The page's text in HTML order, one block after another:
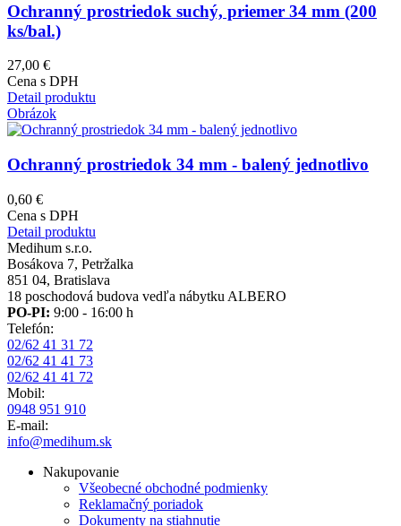
Ochranný prostriedok suchý, priemer 34 mm (200
ks/bal.)
27,00 €
Cena s DPH
Detail produktu
Obrázok
Ochranný prostriedok 34 mm - balený jednotlivo
0,60 €
Cena s DPH
Detail produktu
Medihum s.r.o.
Bosákova 7, Petržalka
851 04, Bratislava
18 poschodová budova vedľa nábytku ALBERO
PO-PI: 9:00 - 16:00 h
Telefón:
02/62 41 31 72
02/62 41 41 73
02/62 41 41 72
Mobil:
0948 951 910
E-mail:
info@medihum.sk
Nakupovanie
Všeobecné obchodné podmienky
Reklamačný poriadok
Dokumenty na stiahnutie